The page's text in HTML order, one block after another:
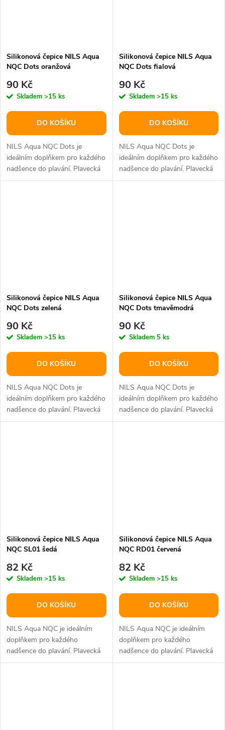
Silikonová čepice NILS Aqua
NQC Dots oranžová
90 Kč
Skladem >15 ks
DO KOŠÍKU
NILS Aqua NQC Dots je
ideálním doplňkem pro každého
nadšence do plavání. Plavecká
čepice je mimořádně funkční a...
Silikonová čepice NILS Aqua
NQC Dots fialová
90 Kč
Skladem >15 ks
DO KOŠÍKU
NILS Aqua NQC Dots je
ideálním doplňkem pro každého
nadšence do plavání. Plavecká
čepice je mimořádně funkční a...
Silikonová čepice NILS Aqua
NQC Dots zelená
90 Kč
Skladem >15 ks
DO KOŠÍKU
NILS Aqua NQC Dots je
ideálním doplňkem pro každého
nadšence do plavání. Plavecká
čepice je mimořádně funkční a...
Silikonová čepice NILS Aqua
NQC Dots tmavěmodrá
90 Kč
Skladem 5 ks
DO KOŠÍKU
NILS Aqua NQC Dots je
ideálním doplňkem pro každého
nadšence do plavání. Plavecká
čepice je mimořádně funkční a...
Silikonová čepice NILS Aqua
NQC SL01 šedá
82 Kč
Skladem >15 ks
DO KOŠÍKU
NILS Aqua NQC je ideálním
doplňkem pro každého
nadšence do plavání. Plavecká
čepice je mimořádně funkční a
Silikonová čepice NILS Aqua
NQC RD01 červená
82 Kč
Skladem >15 ks
DO KOŠÍKU
NILS Aqua NQC je ideálním
doplňkem pro každého
nadšence do plavání. Plavecká
čepice je mimořádně funkční a